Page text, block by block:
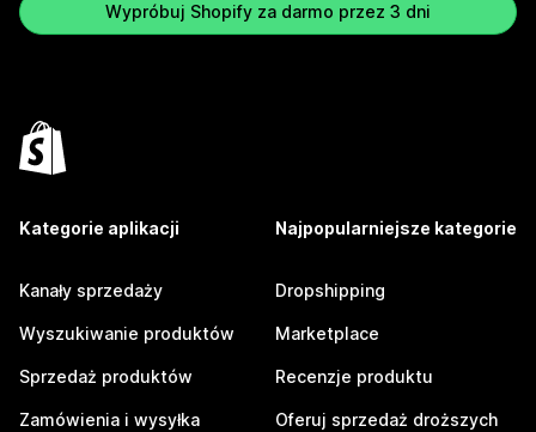
Wypróbuj Shopify za darmo przez 3 dni
Kategorie aplikacji
Kanały sprzedaży
Wyszukiwanie produktów
Sprzedaż produktów
Zamówienia i wysyłka
Najpopularniejsze kategorie
Dropshipping
Marketplace
Recenzje produktu
Oferuj sprzedaż droższych